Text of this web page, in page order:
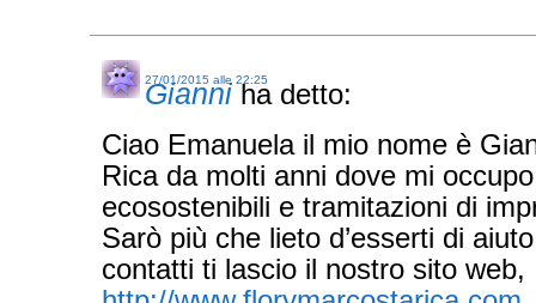
Gianni ha detto:
27/01/2015 alle 22:25
Ciao Emanuela il mio nome è
Rica da molti anni dove mi
ecosostenibili e tramitazioni di
Sarò più che lieto d’esserti di
contatti ti lascio il nostro sito web,